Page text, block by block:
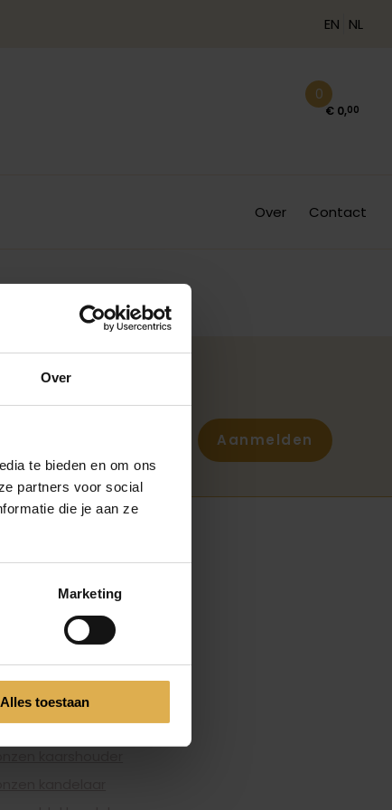
Over
te bieden en om ons
partners voor social
die je aan ze
Marketing
Alles toestaan
EN NL
0
€ 0,00
Over Contact
Aanmelden
handgrepen
handgrepen
handgreep
handgrepen
schalen